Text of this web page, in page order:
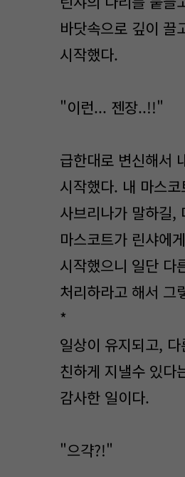
바닷속으로 깊이 끌
시작했다.
"이런... 젠장..!!"
급한대로 변신해서
시작했다. 내 마스코
사브리나가 말하길,
마스코트가 린샤에
시작했으니 일단 다
처리하라고 해서 그
*
일상이 유지되고,
친하게 지낼수 있다
감사한 일이다.
"으갹?!"